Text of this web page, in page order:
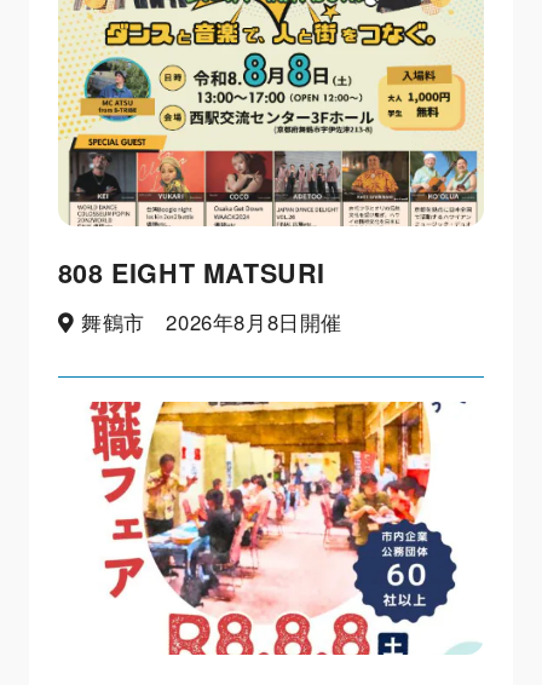
808 EIGHT MATSURI
舞鶴市 2026年8月8日開催